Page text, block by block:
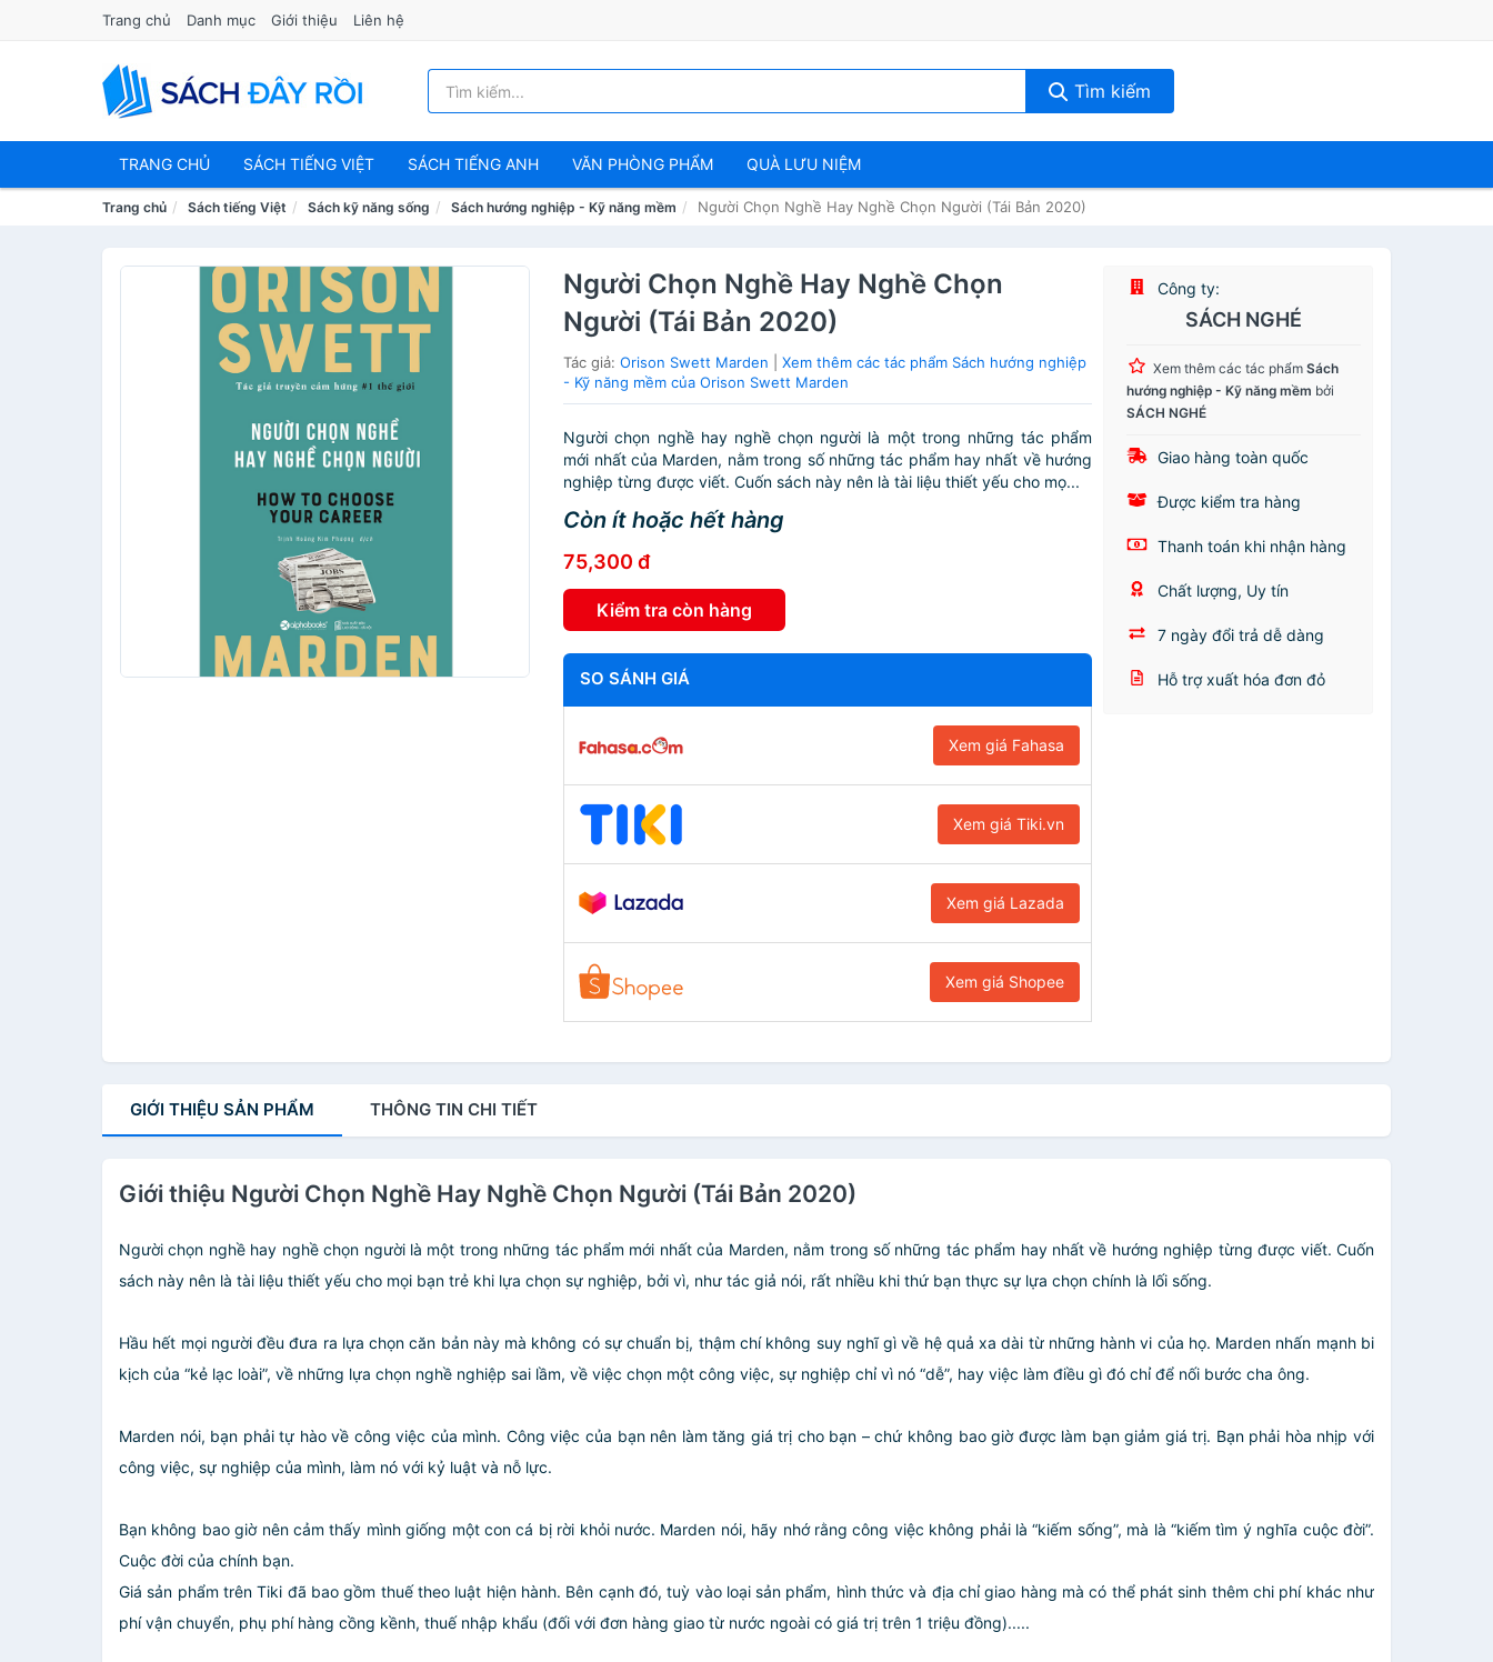
Trang chủ Danh mục Giới thiệu Liên hệ
Tìm kiếm
TRANG CHỦ SÁCH TIẾNG VIỆT SÁCH TIẾNG ANH VĂN PHÒNG PHẨM QUÀ LƯU NIỆM
Trang chủ Sách tiếng Việt Sách kỹ năng sống Sách hướng nghiệp - Kỹ năng mềm Người Chọn Nghề Hay Nghề Chọn Người (Tái Bản 2020)
Người Chọn Nghề Hay Nghề Chọn
Người (Tái Bản 2020)
Tác giả:Orison Swett Marden |Xem thêm các tác phẩm Sách hướng nghiệp
- Kỹ năng mềm của Orison Swett Marden
Người chọn nghề hay nghề chọn người là một trong những tác phẩm
mới nhất của Marden, nằm trong số những tác phẩm hay nhất về hướng
nghiệp từng được viết. Cuốn sách này nên là tài liệu thiết yếu cho mọ...
Còn ít hoặc hết hàng
75,300 đ
Kiểm tra còn hàng
SO SÁNH GIÁ
Xem giá Fahasa
Xem giá Tiki.vn
Xem giá Lazada
Xem giá Shopee
Công ty:
SÁCH NGHÉ
Xem thêm các tác phẩmSách
hướng nghiệp - Kỹ năng mềm bởi
SÁCH NGHÉ
Giao hàng toàn quốc
Được kiểm tra hàng
Thanh toán khi nhận hàng
Chất lượng, Uy tín
7 ngày đổi trả dễ dàng
Hỗ trợ xuất hóa đơn đỏ
GIỚI THIỆU SẢN PHẨM THÔNG TIN CHI TIẾT
Giới thiệu Người Chọn Nghề Hay Nghề Chọn Người (Tái Bản 2020)
Người chọn nghề hay nghề chọn người là một trong những tác phẩm mới nhất của Marden, nằm trong số những tác phẩm hay nhất về hướng nghiệp từng được viết. Cuốn
sách này nên là tài liệu thiết yếu cho mọi bạn trẻ khi lựa chọn sự nghiệp, bởi vì, như tác giả nói, rất nhiều khi thứ bạn thực sự lựa chọn chính là lối sống.
Hầu hết mọi người đều đưa ra lựa chọn căn bản này mà không có sự chuẩn bị, thậm chí không suy nghĩ gì về hệ quả xa dài từ những hành vi của họ. Marden nhấn mạnh bi
kịch của “kẻ lạc loài”, về những lựa chọn nghề nghiệp sai lầm, về việc chọn một công việc, sự nghiệp chỉ vì nó “dễ”, hay việc làm điều gì đó chỉ để nối bước cha ông.
Marden nói, bạn phải tự hào về công việc của mình. Công việc của bạn nên làm tăng giá trị cho bạn – chứ không bao giờ được làm bạn giảm giá trị. Bạn phải hòa nhịp với
công việc, sự nghiệp của mình, làm nó với kỷ luật và nỗ lực.
Bạn không bao giờ nên cảm thấy mình giống một con cá bị rời khỏi nước. Marden nói, hãy nhớ rằng công việc không phải là “kiếm sống”, mà là “kiếm tìm ý nghĩa cuộc đời”.
Cuộc đời của chính bạn.
Giá sản phẩm trên Tiki đã bao gồm thuế theo luật hiện hành. Bên cạnh đó, tuỳ vào loại sản phẩm, hình thức và địa chỉ giao hàng mà có thể phát sinh thêm chi phí khác như
phí vận chuyển, phụ phí hàng cồng kềnh, thuế nhập khẩu (đối với đơn hàng giao từ nước ngoài có giá trị trên 1 triệu đồng).....